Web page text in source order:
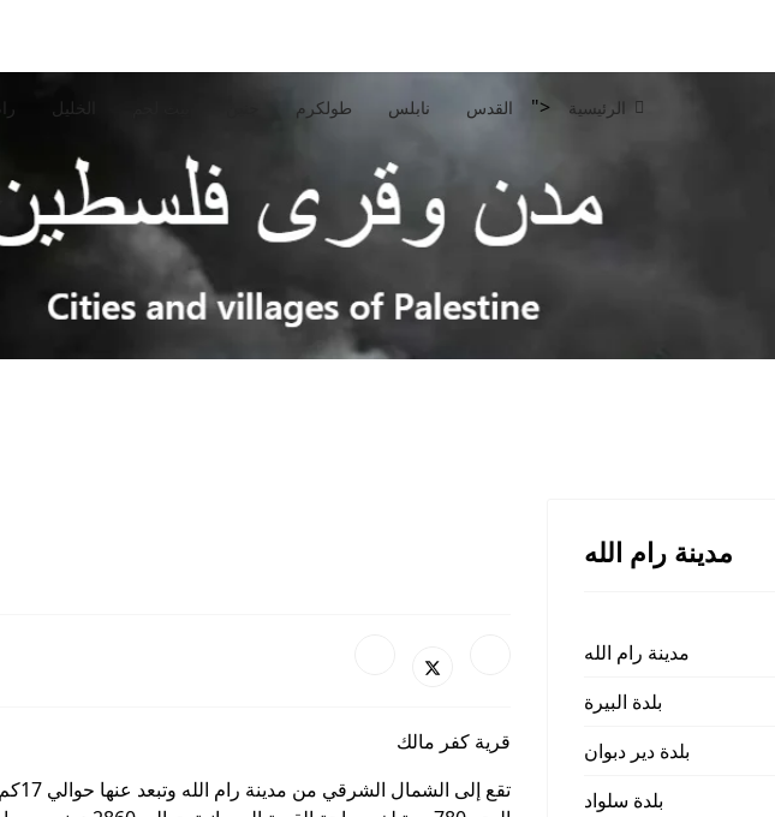
الخليل طولكرم نابلس القدس "> الرئيسية
قرية كفر مالك
تقع
مدينة رام الله
مدينة رام الله
بلدة البيرة
بلدة دير دبوان
بلدة سلواد